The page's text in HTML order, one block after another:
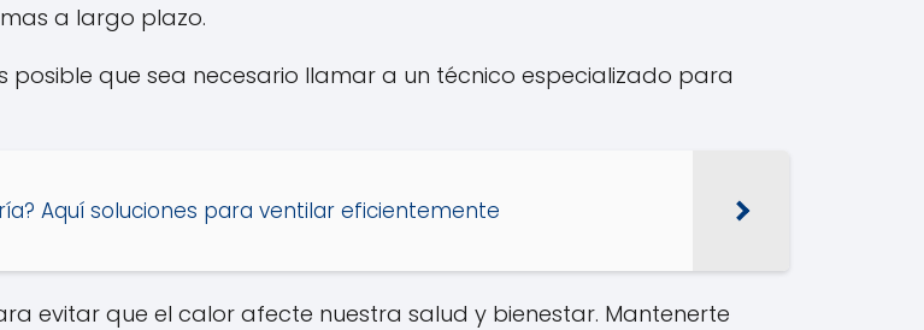
a largo plazo.
posible que sea necesario llamar a un técnico especializado para
Aquí soluciones para ventilar eficientemente
evitar que el calor afecte nuestra salud y bienestar. Mantenerte